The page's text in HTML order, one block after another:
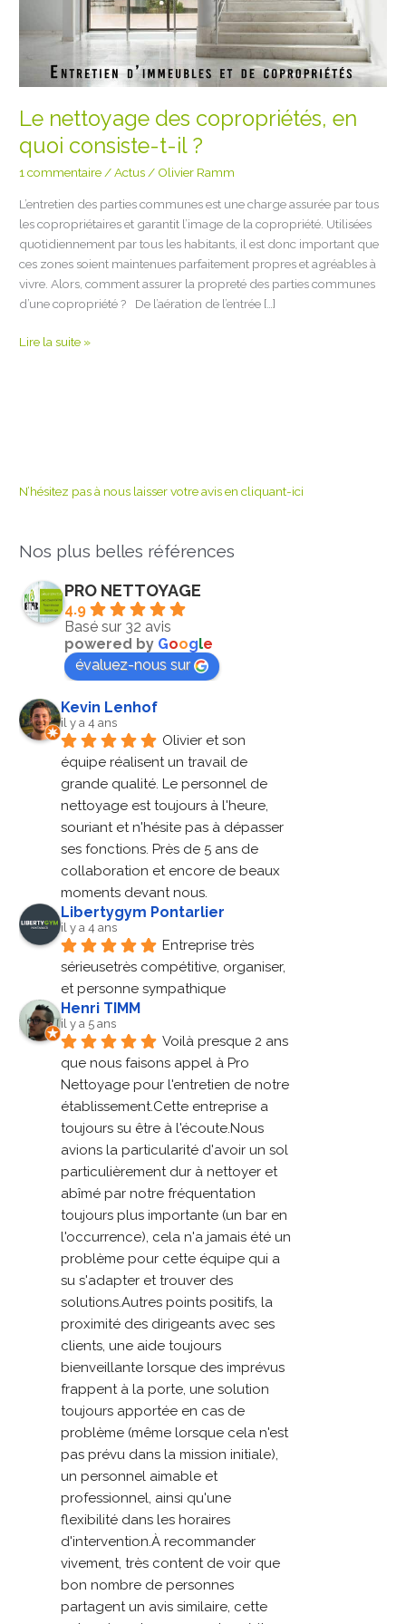
Le nettoyage des copropriétés, en
quoi consiste-t-il ?
1 commentaire /Actus / Olivier Ramm
L’entretien des parties communes est une charge assurée par tous
les copropriétaires et garantit l’image de la copropriété. Utilisées
quotidiennement par tous les habitants, il est donc important que
ces zones soient maintenues parfaitement propres et agréables à
vivre. Alors, comment assurer la propreté des parties communes
d’une copropriété ? De l’aération de l’entrée […]
Lire la suite »
N’hésitez pas à nous laisser votre avis en cliquant-ici
Nos plus belles références
PRO NETTOYAGE
4.9
Basé sur 32 avis
powered by Google
évaluez-nous sur
Kevin Lenhof
il y a 4 ans
Olivier et son
équipe réalisent un travail de
grande qualité. Le personnel de
nettoyage est toujours à l'heure,
souriant et n'hésite pas à dépasser
ses fonctions. Près de 5 ans de
collaboration et encore de beaux
moments devant nous.
Libertygym Pontarlier
il y a 4 ans
Entreprise très
sérieusetrès compétitive, organiser,
et personne sympathique
Henri TIMM
il y a 5 ans
Voilà presque 2 ans
que nous faisons appel à Pro
Nettoyage pour l'entretien de notre
établissement.Cette entreprise a
toujours su être à l'écoute.Nous
avions la particularité d'avoir un sol
particulièrement dur à nettoyer et
abîmé par notre fréquentation
toujours plus importante (un bar en
l'occurrence), cela n'a jamais été un
problème pour cette équipe qui a
su s'adapter et trouver des
solutions.Autres points positifs, la
proximité des dirigeants avec ses
clients, une aide toujours
bienveillante lorsque des imprévus
frappent à la porte, une solution
toujours apportée en cas de
problème (même lorsque cela n'est
pas prévu dans la mission initiale),
un personnel aimable et
professionnel, ainsi qu'une
flexibilité dans les horaires
d'intervention.À recommander
vivement, très content de voir que
bon nombre de personnes
partagent un avis similaire, cette